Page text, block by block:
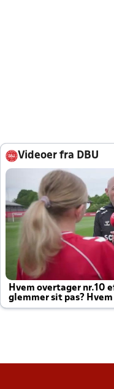
Videoer fra DBU
Hvem overtager nr.10
glemmer sit pas?
altid til efter kampe?